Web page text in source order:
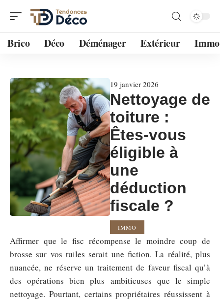
Brico Déco Déménager Extérieur Immo
19 janvier 2026
Nettoyage de
toiture :
Êtes-vous
éligible à
une
déduction
fiscale ?
IMMO
Affirmer que le fisc récompense le moindre coup de
brosse sur vos tuiles serait une fiction. La réalité, plus
nuancée, ne réserve un traitement de faveur fiscal qu’à
des opérations bien plus ambitieuses que le simple
nettoyage. Pourtant, certains propriétaires réussissent à